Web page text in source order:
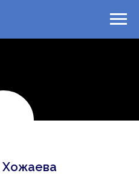
Хожаева